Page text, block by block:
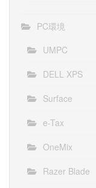
PC環境
UMPC
DELL XPS
Surface
e-Tax
OneMix
Razer Blade